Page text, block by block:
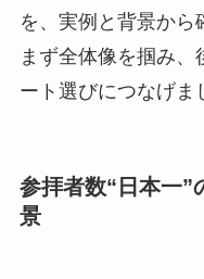
を、実例と背景から
まず全体像を掴み
ート選びにつなげま
参拝者数“日本一”
景